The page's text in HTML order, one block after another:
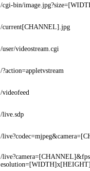
/cgi-bin/
/current[CHANNEL].jpg
/user/videostream.cgi
/?action=appletvstream
/videofeed
/live.sdp
/
/